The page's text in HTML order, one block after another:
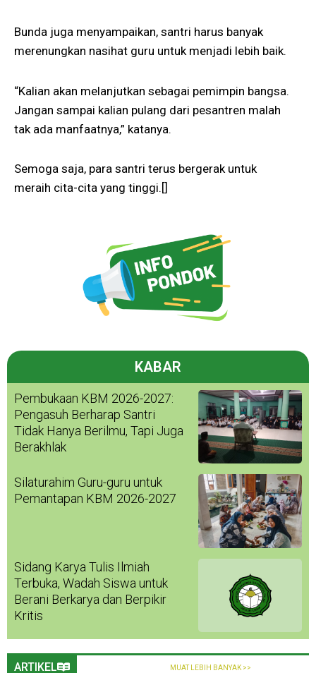
Bunda juga menyampaikan, santri harus banyak
merenungkan nasihat guru untuk menjadi lebih baik.
“Kalian akan melanjutkan sebagai pemimpin bangsa.
Jangan sampai kalian pulang dari pesantren malah
tak ada manfaatnya,” katanya.
Semoga saja, para santri terus bergerak untuk
meraih cita-cita yang tinggi.[]
KABAR
Pembukaan KBM 2026-2027:
Pengasuh Berharap Santri
Tidak Hanya Berilmu, Tapi Juga
Berakhlak
Silaturahim Guru-guru untuk
Pemantapan KBM 2026-2027
Sidang Karya Tulis Ilmiah
Terbuka, Wadah Siswa untuk
Berani Berkarya dan Berpikir
Kritis
ARTIKEL MUAT LEBIH BANYAK >>